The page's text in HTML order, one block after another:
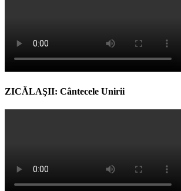
ZICĂLAŞII: Cântecele Unirii